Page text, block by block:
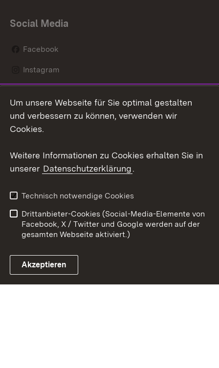
Social Media
Facebook
Instagram
Social Wall
Youtube
Link zum Landesportal
Kontakt
Datenschutz
Barrierefreiheit
Impressum Cookies
Um unsere Webseite für Sie optimal gestalten
und verbessern zu können, verwenden wir
Cookies.
Weitere Informationen zu Cookies erhalten Sie in
unserer Datenschutzerklärung.
Technisch notwendige Cookies
Drittanbieter-Cookies (Social-Media-Elemente von
Facebook, X / Twitter und Google werden auf der
gesamten Webseite aktiviert.)
Akzeptieren